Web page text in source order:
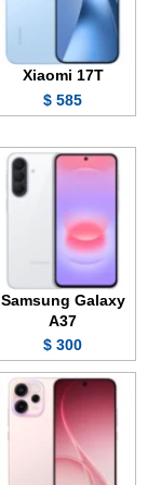
Xiaomi 17T
585 $
Samsung Galaxy
A37
300 $